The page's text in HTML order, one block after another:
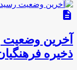
description
آخرین
ذخیره